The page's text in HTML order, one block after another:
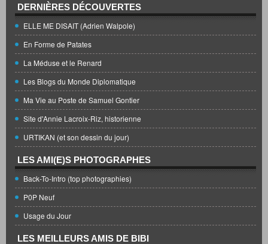
DERNIÈRES DÉCOUVERTES
ELLE ME DISAIT (Adrien Walpole)
En Forme de Patates
La Méduse et le Renard
Les Blogs du Monde Diplomatique
Ma Vie au Poste de Samuel Gontier
Site d'Annie Lacroix-Riz, historienne
URTIKAN (et son dessin du jour)
LES AMI(E)S PHOTOGRAPHES
Back-To-Intro (top photographies)
P0P Neuf
Usage du Jour
LES MEILLEURS AMIS DE BIBI